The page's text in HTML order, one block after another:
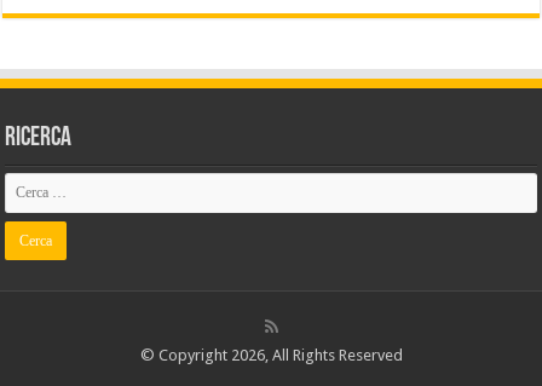
Ricerca
© Copyright 2026, All Rights Reserved